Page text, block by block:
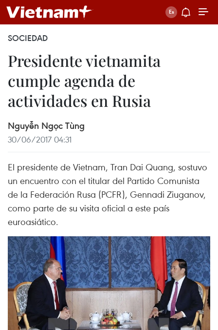
SOCIEDAD
Presidente vietnamita
cumple agenda de
actividades en Rusia
Nguyễn Ngọc Tùng
30/06/2017 04:31
El presidente de Vietnam, Tran Dai Quang, sostuvo
un encuentro con el titular del Partido Comunista
de la Federación Rusa (PCFR), Gennadi Ziuganov,
como parte de su visita oficial a este país
euroasiático.